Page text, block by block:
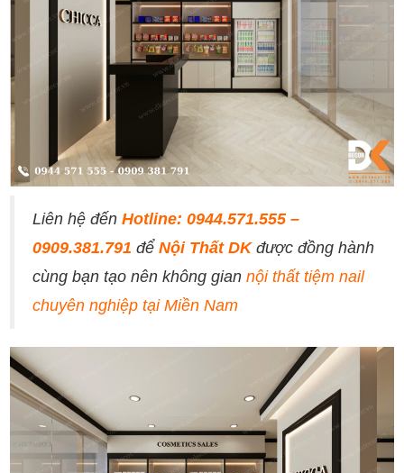
Liên hệ đếnHotline: 0944.571.555 –
0909.381.791 đểNội Thất DKđược đồng hành
cùng bạn tạo nên không giannội thất tiệm nail
chuyên nghiệp tại Miền Nam